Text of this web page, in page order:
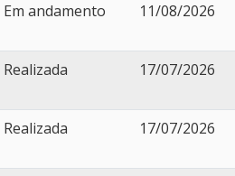
Em andamento 11/08/2026
Realizada 17/07/2026
Realizada 17/07/2026